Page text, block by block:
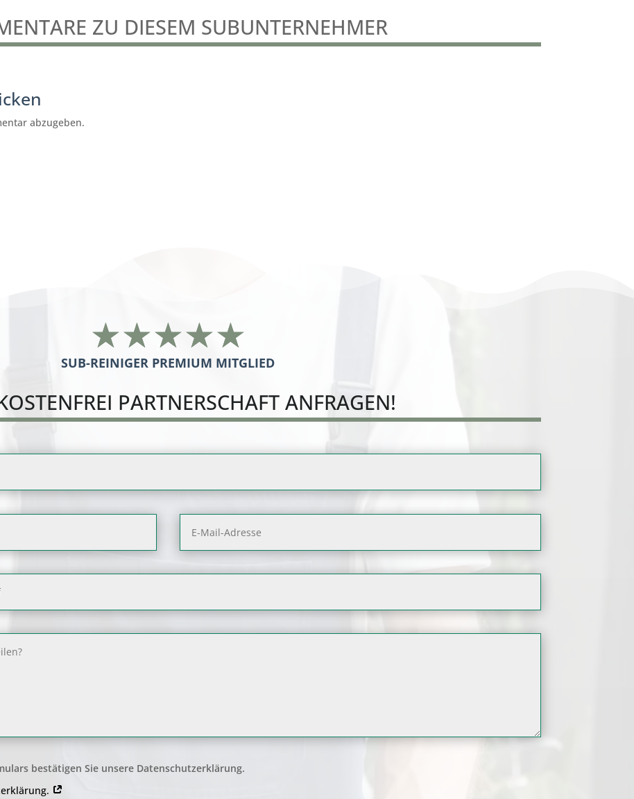
ZU DIESEM SUBUNTERNEHMER
abzugeben.
☆☆☆☆☆
SUB-REINIGER PREMIUM MITGLIED
PARTNERSCHAFT ANFRAGEN!
bestätigen Sie unsere Datenschutzerklärung.